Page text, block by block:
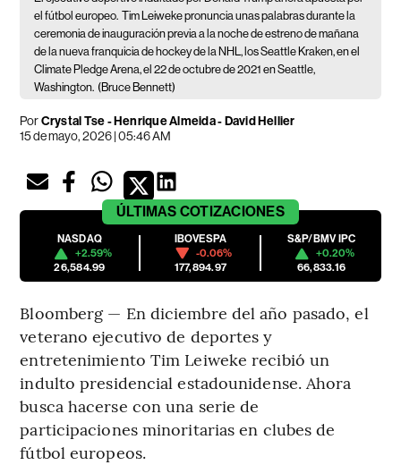
el fútbol europeo. Tim Leiweke pronuncia unas palabras durante la
ceremonia de inauguración previa a la noche de estreno de mañana
de la nueva franquicia de hockey de la NHL, los Seattle Kraken, en el
Climate Pledge Arena, el 22 de octubre de 2021 en Seattle,
Washington. (Bruce Bennett)
PorCrystal Tse - Henrique Almeida - David Hellier
15 de mayo, 2026 | 05:46 AM
ÚLTIMAS COTIZACIONES
NASDAQ
+2.59%
26,584.99
IBOVESPA
-0.06%
177,894.97
S&P/BMV IPC
+0.20%
66,833.16
Bloomberg — En diciembre del año pasado, el
veterano ejecutivo de deportes y
entretenimiento Tim Leiweke recibió un
indulto presidencial estadounidense. Ahora
busca hacerse con una serie de
participaciones minoritarias en clubes de
fútbol europeos.